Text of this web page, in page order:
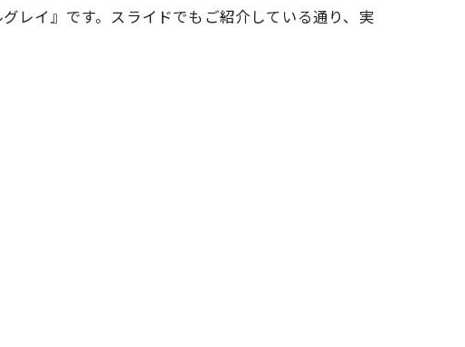
レイ』です。スライドでもご紹介している通り、実